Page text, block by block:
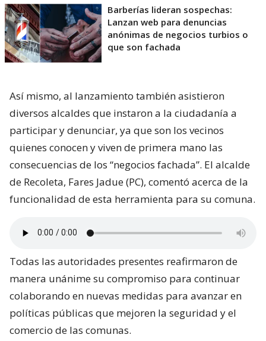
Barberías lideran sospechas:
Lanzan web para denuncias
anónimas de negocios turbios o
que son fachada
Así mismo, al lanzamiento también asistieron
diversos alcaldes que instaron a la ciudadanía a
participar y denunciar, ya que son los vecinos
quienes conocen y viven de primera mano las
consecuencias de los “negocios fachada”. El alcalde
de Recoleta, Fares Jadue (PC), comentó acerca de la
funcionalidad de esta herramienta para su comuna.
Todas las autoridades presentes reafirmaron de
manera unánime su compromiso para continuar
colaborando en nuevas medidas para avanzar en
políticas públicas que mejoren la seguridad y el
comercio de las comunas.